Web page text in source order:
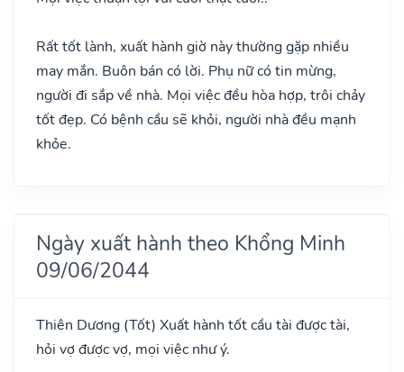
Rất tốt lành, xuất hành giờ này thường gặp nhiều
may mắn. Buôn bán có lời. Phụ nữ có tin mừng,
người đi sắp về nhà. Mọi việc đều hòa hợp, trôi chảy
tốt đẹp. Có bệnh cầu sẽ khỏi, người nhà đều mạnh
khỏe.
Ngày xuất hành theo Khổng Minh
09/06/2044
Thiên Dương (Tốt) Xuất hành tốt cầu tài được tài,
hỏi vợ được vợ, mọi việc như ý.